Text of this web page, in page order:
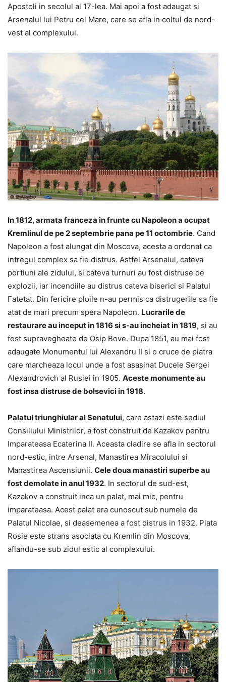
Apostoli in secolul al 17-lea. Mai apoi a fost adaugat si
Arsenalul lui Petru cel Mare, care se afla in coltul de nord-
vest al complexului.
In 1812, armata franceza in frunte cu Napoleon a ocupat
Kremlinul de pe 2 septembrie pana pe 11 octombrie. Cand
Napoleon a fost alungat din Moscova, acesta a ordonat ca
intregul complex sa fie distrus. Astfel Arsenalul, cateva
portiuni ale zidului, si cateva turnuri au fost distruse de
explozii, iar incendiile au distrus cateva biserici si Palatul
Fatetat. Din fericire ploile n-au permis ca distrugerile sa fie
atat de mari precum spera Napoleon. Lucrarile de
restaurare au inceput in 1816 si s-au incheiat in 1819, si au
fost supravegheate de Osip Bove. Dupa 1851, au mai fost
adaugate Monumentul lui Alexandru II si o cruce de piatra
care marcheaza locul unde a fost asasinat Ducele Sergei
Alexandrovich al Rusiei in 1905. Aceste monumente au
fost insa distruse de bolsevici in 1918.
Palatul triunghiular al Senatului, care astazi este sediul
Consiliului Ministrilor, a fost construit de Kazakov pentru
Imparateasa Ecaterina II. Aceasta cladire se afla in sectorul
nord-estic, intre Arsenal, Manastirea Miracolului si
Manastirea Ascensiunii. Cele doua manastiri superbe au
fost demolate in anul 1932. In sectorul de sud-est,
Kazakov a construit inca un palat, mai mic, pentru
imparateasa. Acest palat era cunoscut sub numele de
Palatul Nicolae, si deasemenea a fost distrus in 1932. Piata
Rosie este strans asociata cu Kremlin din Moscova,
aflandu-se sub zidul estic al complexului.